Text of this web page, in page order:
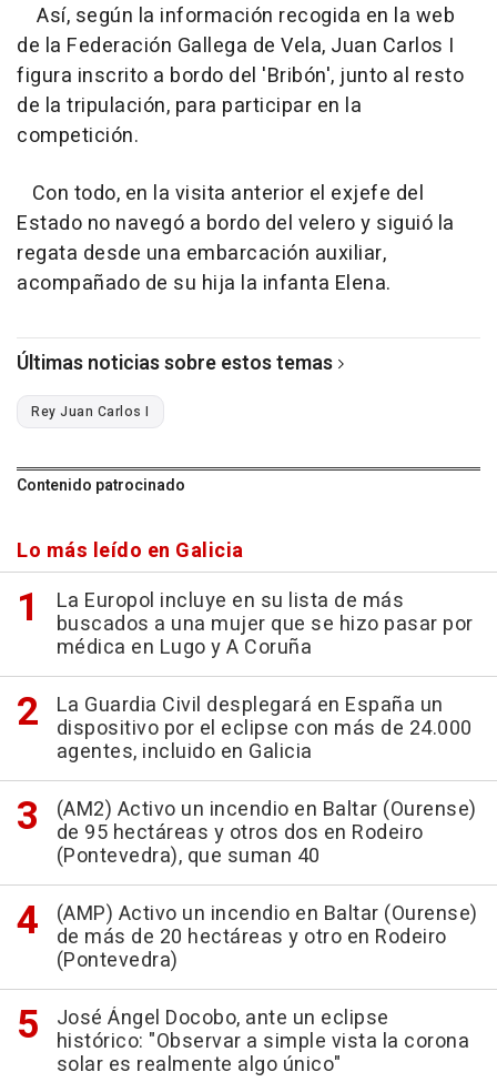
Así, según la información recogida en la web
de la Federación Gallega de Vela, Juan Carlos I
figura inscrito a bordo del 'Bribón', junto al resto
de la tripulación, para participar en la
competición.
Con todo, en la visita anterior el exjefe del
Estado no navegó a bordo del velero y siguió la
regata desde una embarcación auxiliar,
acompañado de su hija la infanta Elena.
Últimas noticias sobre estos temas
Rey Juan Carlos I
Contenido patrocinado
Lo más leído en Galicia
La Europol incluye en su lista de más
buscados a una mujer que se hizo pasar por
médica en Lugo y A Coruña
La Guardia Civil desplegará en España un
dispositivo por el eclipse con más de 24.000
agentes, incluido en Galicia
(AM2) Activo un incendio en Baltar (Ourense)
de 95 hectáreas y otros dos en Rodeiro
(Pontevedra), que suman 40
(AMP) Activo un incendio en Baltar (Ourense)
de más de 20 hectáreas y otro en Rodeiro
(Pontevedra)
José Ángel Docobo, ante un eclipse
histórico: "Observar a simple vista la corona
solar es realmente algo único"